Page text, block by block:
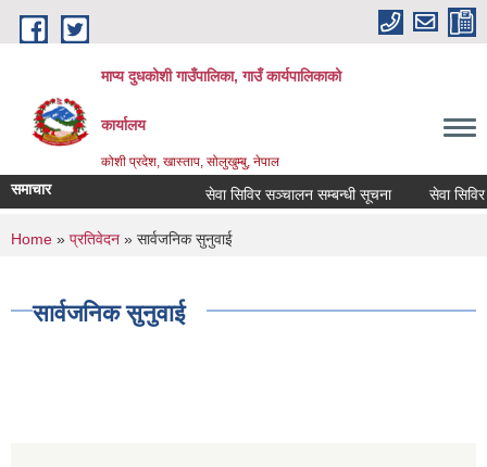
Skip to main content
माप्य दुधकोशी गाउँपालिका, गाउँ कार्यपालिकाको
कार्यालय
कोशी प्रदेश, खास्ताप, सोलुखुम्बु, नेपाल
समाचार सेवा सिविर सञ्चालन सम्बन्धी सूचना सेवा सिविर
You are here
Home » प्रतिवेदन » सार्वजनिक सुनुवाई
सार्वजनिक सुनुवाई